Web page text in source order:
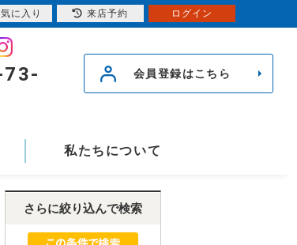
会員登録はこちら
私たちについて
さらに絞り込んで検索
に入り 来店予約 ログイン